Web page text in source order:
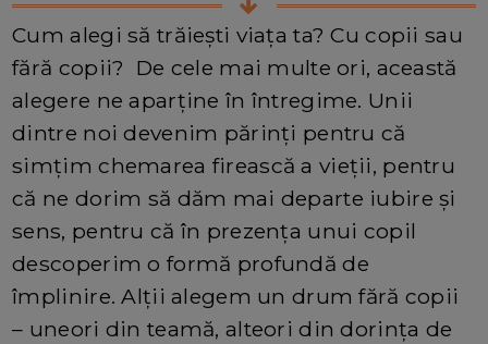
Cum alegi să trăiești viața ta? Cu copii sau
fără copii? De cele mai multe ori, această
alegere ne aparține în întregime. Unii
dintre noi devenim părinți pentru că
simțim chemarea firească a vieții, pentru
că ne dorim să dăm mai departe iubire și
sens, pentru că în prezența unui copil
descoperim o formă profundă de
împlinire. Alții alegem un drum fără copii
– uneori din teamă, alteori din dorința de